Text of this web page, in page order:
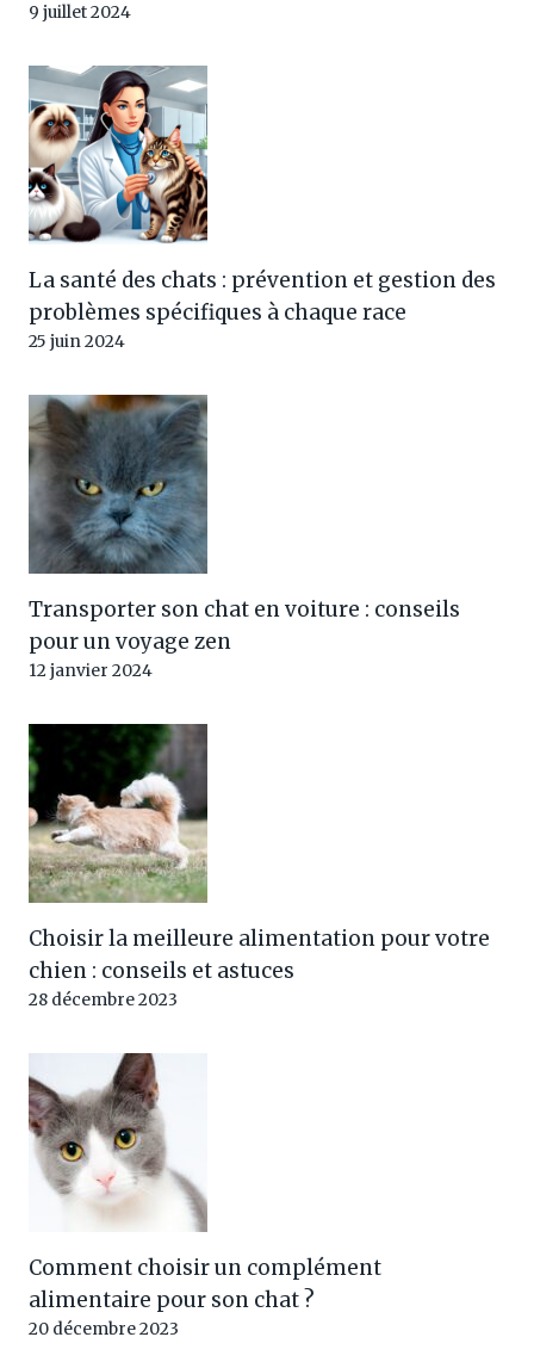
9 juillet 2024
La santé des chats : prévention et gestion des
problèmes spécifiques à chaque race
25 juin 2024
Transporter son chat en voiture : conseils
pour un voyage zen
12 janvier 2024
Choisir la meilleure alimentation pour votre
chien : conseils et astuces
28 décembre 2023
Comment choisir un complément
alimentaire pour son chat ?
20 décembre 2023